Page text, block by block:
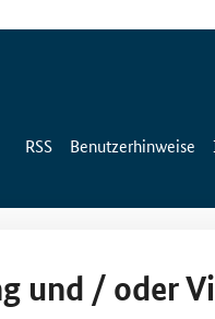
RSS Benutzerhinweise
und / oder